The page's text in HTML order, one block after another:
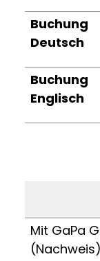
Buchung
Deutsch
Buchung
Englisch
Mit GaPa
(Nachweis)